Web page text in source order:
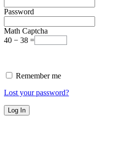
Password
Math Captcha
40 − 38 =
Remember me
Lost your password?